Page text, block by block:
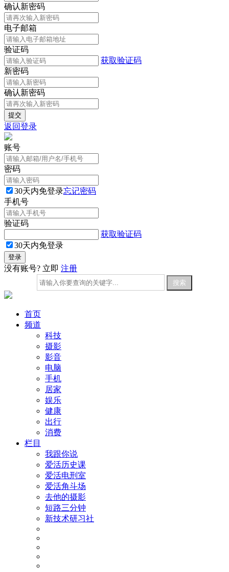
确认新密码
电子邮箱
验证码
获取验证码
新密码
确认新密码
返回登录
账号
密码
30天内免登录忘记密码
手机号
验证码
获取验证码
30天内免登录
没有账号? 立即 注册
首页
频道
科技
摄影
影音
电脑
手机
居家
娱乐
健康
出行
消费
栏目
我跟你说
爱活历史课
爱活电刑室
爱活角斗场
去他的摄影
短路三分钟
新技术研习社